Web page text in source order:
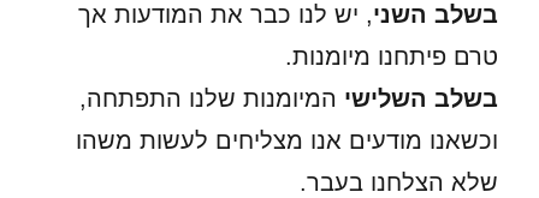
בשלב השני, יש לנו כבר את המודעות אך
טרם פיתחנו מיומנות.
בשלב השלישי המיומנות שלנו התפתחה,
וכשאנו מודעים אנו מצליחים לעשות משהו
שלא הצלחנו בעבר.